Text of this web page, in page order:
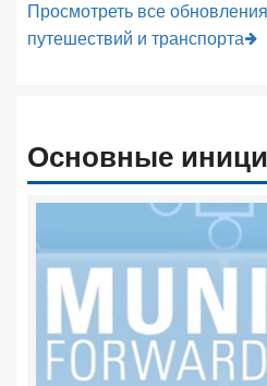
Просмотреть все
путешествий и транспорта
Основные